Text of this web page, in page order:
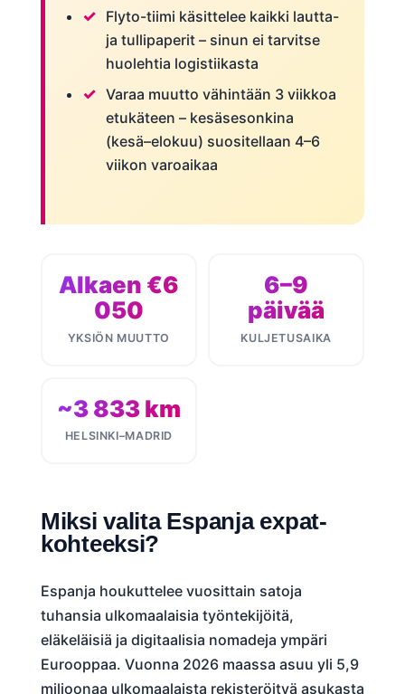
Flyto-tiimi käsittelee kaikki lautta-
ja tullipaperit – sinun ei tarvitse
huolehtia logistiikasta
Varaa muutto vähintään 3 viikkoa
etukäteen – kesäsesonkina
(kesä–elokuu) suositellaan 4–6
viikon varoaikaa
Alkaen €6
050
YKSIÖN MUUTTO
6–9
päivää
KULJETUSAIKA
~3 833 km
HELSINKI–MADRID
Miksi valita Espanja expat-
kohteeksi?
Espanja houkuttelee vuosittain satoja
tuhansia ulkomaalaisia työntekijöitä,
eläkeläisiä ja digitaalisia nomadeja ympäri
Eurooppaa. Vuonna 2026 maassa asuu yli 5,9
miljoonaa ulkomaalaista rekisteröityä asukasta